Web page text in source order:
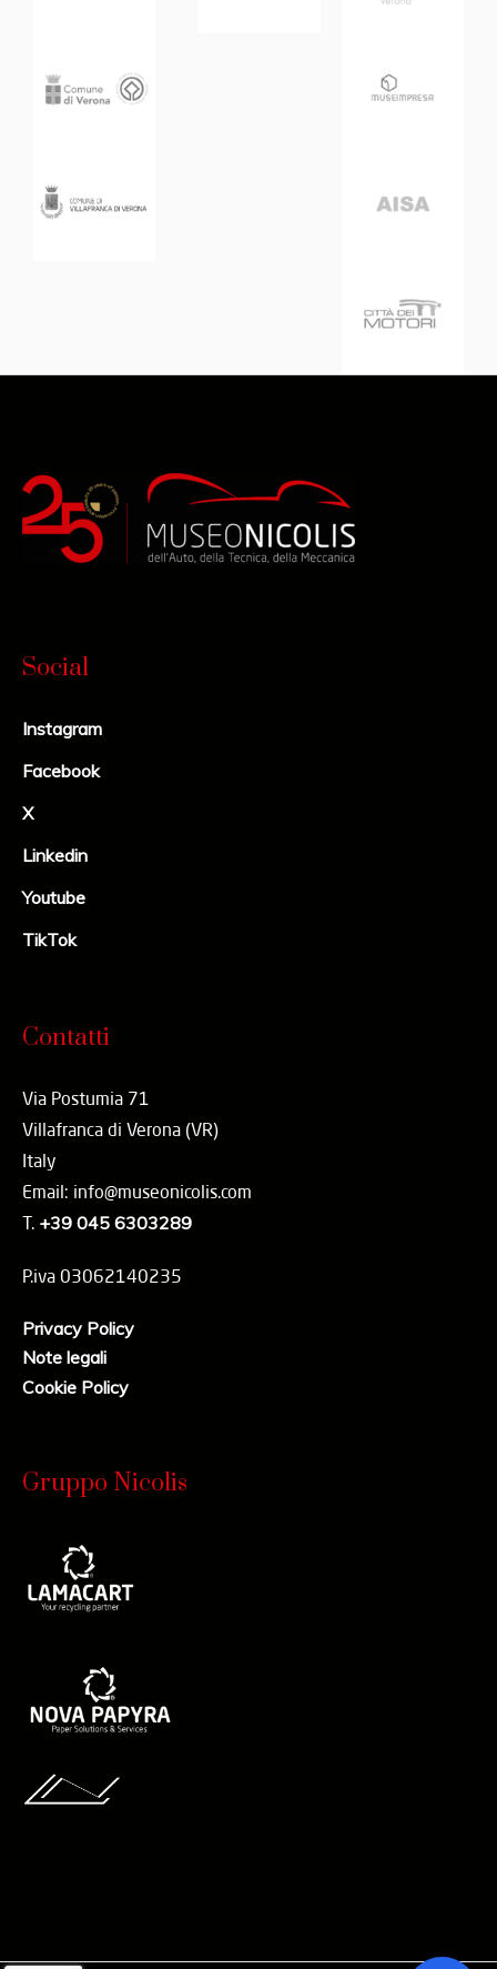
Social
Instagram
Facebook
X
Linkedin
Youtube
TikTok
Contatti
Via Postumia 71
Villafranca di Verona (VR)
Italy
Email: info@museonicolis.com
T. +39 045 6303289
P.iva 03062140235
Privacy Policy
Note legali
Cookie Policy
Gruppo Nicolis